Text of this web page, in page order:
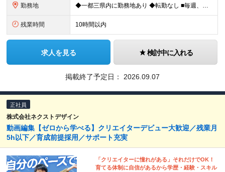
勤務地 ◆一都三県内に勤務地あり ◆転勤なし ■毎週、催事を行っているイベント会場にて勤務いただきます。 基本的にはご自宅から1時間圏内（関東1都3県が中心）に配属となります。 ※勤務地は希望を考慮して決定
残業時間 10時間以内
求人を見る 検討中に入れる
掲載終了予定日： 2026.09.07
正社員
株式会社ネクストデザイン
動画編集【ゼロから学べる】クリエイターデビュー大歓迎／残業月
5h以下／育成前提採用／サポート充実
「クリエイターに憧れがある」それだけでOK！
育てる体制に自信があるから学歴・経験・スキル